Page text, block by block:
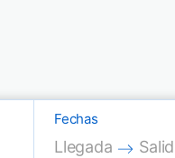
Fechas
Press the
Llegada